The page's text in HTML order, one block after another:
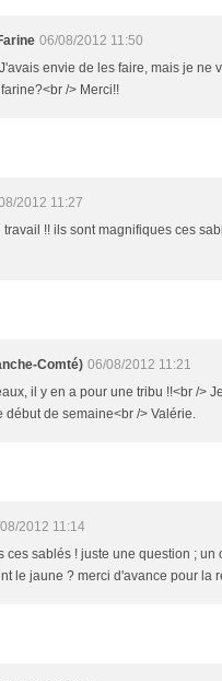
06/08/2012 11:50
envie de les faire, mais je ne
/> Merci!!
2012 11:27
!! ils sont magnifiques ces
Comté) 06/08/2012 11:21
il y en a pour une tribu !!<br />
début de semaine<br /> Valérie.
2012 11:14
ces sablés ! juste une question ; un
le jaune ? merci d'avance pour la